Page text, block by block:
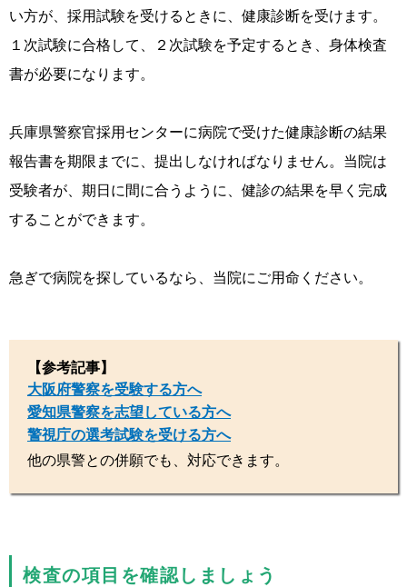
い方が、採用試験を受けるときに、健康診断を受けます。
１次試験に合格して、２次試験を予定するとき、身体検査
書が必要になります。
兵庫県警察官採用センターに病院で受けた健康診断の結果
報告書を期限までに、提出しなければなりません。当院は
受験者が、期日に間に合うように、健診の結果を早く完成
することができます。
急ぎで病院を探しているなら、当院にご用命ください。
【参考記事】
大阪府警察を受験する方へ
愛知県警察を志望している方へ
警視庁の選考試験を受ける方へ
他の県警との併願でも、対応できます。
検査の項目を確認しましょう